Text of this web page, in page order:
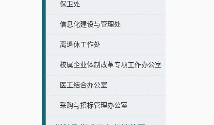
保卫处
信息化建设与管理处
离退休工作处
校属企业体制改革专项工作办公室
医工结合办公室
采购与招标管理办公室